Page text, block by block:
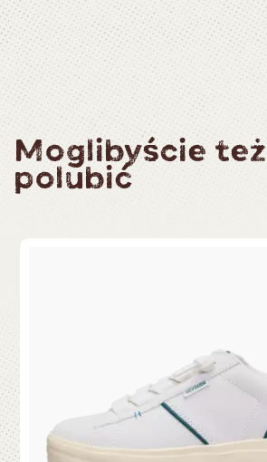
Moglibyście też
polubić